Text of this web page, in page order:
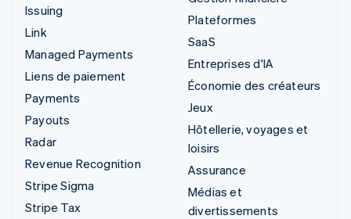
Issuing
Link
Managed Payments
Liens de paiement
Payments
Payouts
Radar
Revenue Recognition
Stripe Sigma
Stripe Tax
Plateformes
SaaS
Entreprises d'IA
Économie des créateurs
Jeux
Hôtellerie, voyages et
loisirs
Assurance
Médias et
divertissements